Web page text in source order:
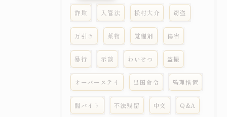
詐欺 入管法 松村大介 窃盗
万引き 薬物 覚醒剤 傷害
暴行 示談 わいせつ 盗撮
オーバーステイ 出国命令 監理措置
闇バイト 不法残留 中文 Q&A